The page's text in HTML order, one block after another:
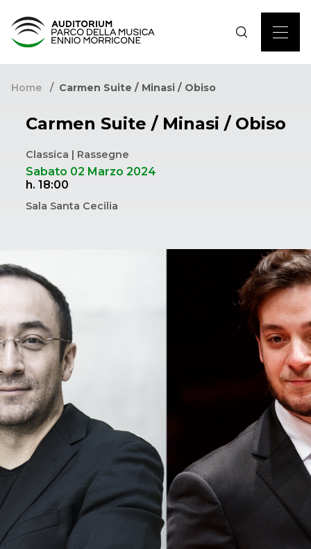
Home Carmen Suite / Minasi / Obiso
Carmen Suite / Minasi / Obiso
Classica | Rassegne
Sabato 02 Marzo 2024
h. 18:00
Sala Santa Cecilia